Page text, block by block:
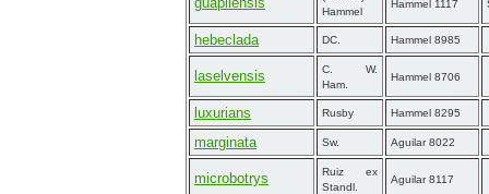
Hammel
Hammel 1117
hebeclada DC. Hammel 8985
laselvensis
C. W.
Ham.
Hammel 8706
luxurians Rusby Hammel 8295
marginata Sw. Aguilar 8022
microbotrys
Ruiz ex
Standl.
Aguilar 8117